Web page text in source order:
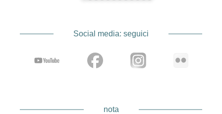
Social media: seguici
nota